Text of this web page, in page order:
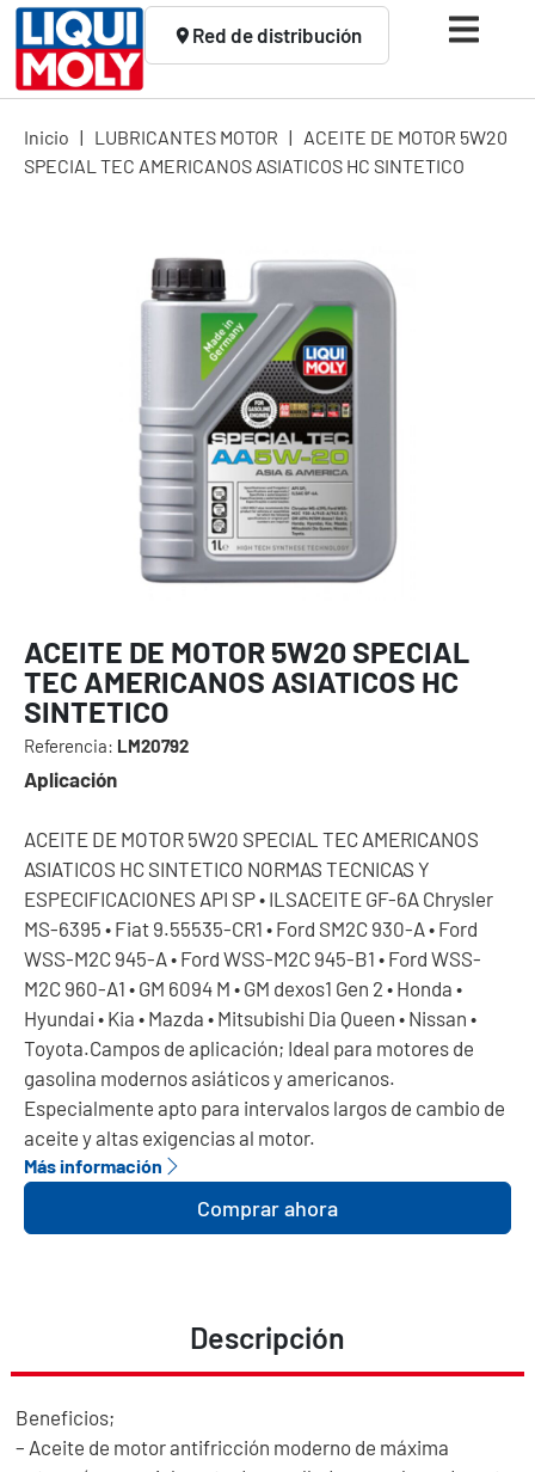
Red de distribución
Inicio | LUBRICANTES MOTOR | ACEITE DE MOTOR 5W20
SPECIAL TEC AMERICANOS ASIATICOS HC SINTETICO
ACEITE DE MOTOR 5W20 SPECIAL
TEC AMERICANOS ASIATICOS HC
SINTETICO
Referencia: LM20792
Aplicación
ACEITE DE MOTOR 5W20 SPECIAL TEC AMERICANOS
ASIATICOS HC SINTETICO NORMAS TECNICAS Y
ESPECIFICACIONES API SP • ILSACEITE GF-6A Chrysler
MS-6395 • Fiat 9.55535-CR1 • Ford SM2C 930-A • Ford
WSS-M2C 945-A • Ford WSS-M2C 945-B1 • Ford WSS-
M2C 960-A1 • GM 6094 M • GM dexos1 Gen 2 • Honda •
Hyundai • Kia • Mazda • Mitsubishi Dia Queen • Nissan •
Toyota.Campos de aplicación; Ideal para motores de
gasolina modernos asiáticos y americanos.
Especialmente apto para intervalos largos de cambio de
aceite y altas exigencias al motor.
Más información
Comprar ahora
Descripción
Beneficios;
– Aceite de motor antifricción moderno de máxima